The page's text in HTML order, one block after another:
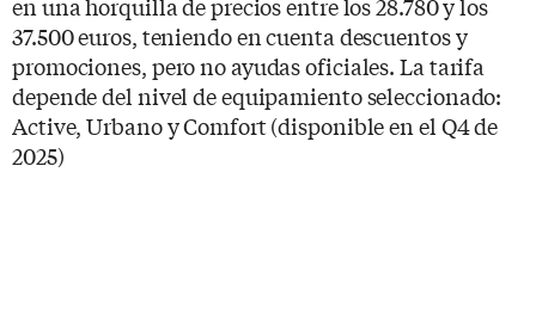
37.500 euros, teniendo en cuenta descuentos y
promociones, pero no ayudas oficiales. La tarifa
depende del nivel de equipamiento seleccionado:
Active, Urbano y Comfort (disponible en el Q4 de
2025)